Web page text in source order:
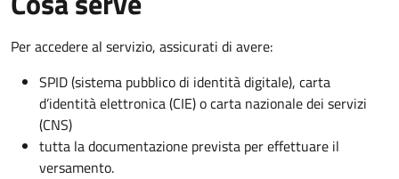
Per accedere al servizio, assicurati di avere:
SPID (sistema pubblico di identità digitale), carta
d’identità elettronica (CIE) o carta nazionale dei servizi
(CNS)
tutta la documentazione prevista per effettuare il
versamento.